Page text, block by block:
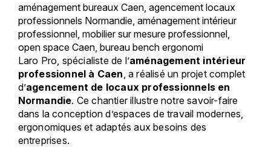
aménagement bureaux Caen, agencement locaux
professionnels Normandie, aménagement intérieur
professionnel, mobilier sur mesure professionnel,
open space Caen, bureau bench ergonomi
Laro Pro, spécialiste de l’aménagement intérieur
professionnel à Caen , a réalisé un projet complet
d’agencement de locaux professionnels en
Normandie. Ce chantier illustre notre savoir-faire
dans la conception d’espaces de travail modernes,
ergonomiques et adaptés aux besoins des
entreprises.